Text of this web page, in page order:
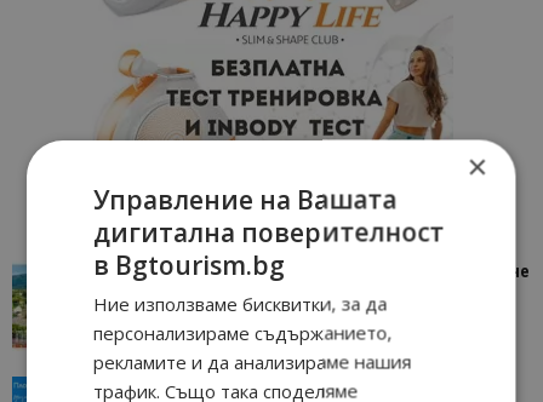
“Пощенска картичка от…”: Петрич – Изживяване
отвъд очакваното
11/07/2026 11:22
“Пощенска картичка от…”: Пловдив, градът на
×
Управление на Вашата
дигитална поверителност
в Bgtourism.bg
Ние използваме бисквитки, за да
персонализираме съдържанието,
рекламите и да анализираме нашия
трафик. Също така споделяме